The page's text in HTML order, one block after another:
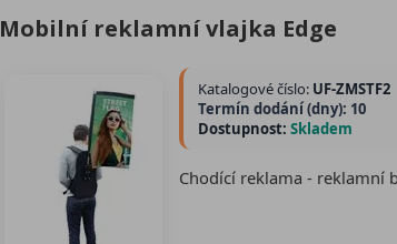
Mobilní reklamní vlajka Edge
Katalogové číslo: UF-ZMSTF2
Termín dodání (dny): 10
Dostupnost: Skladem
Chodící reklama - reklamní